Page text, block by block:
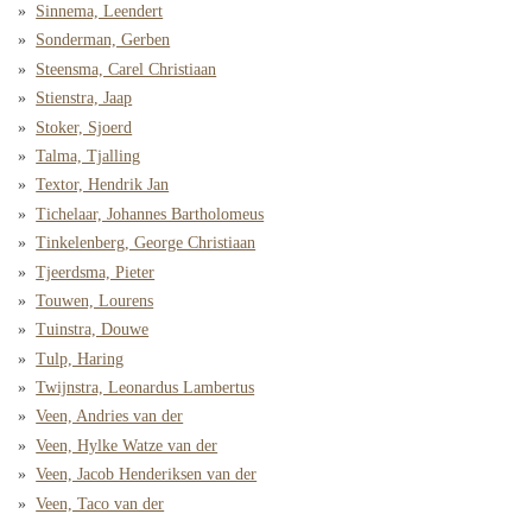
Sinnema, Leendert
Sonderman, Gerben
Steensma, Carel Christiaan
Stienstra, Jaap
Stoker, Sjoerd
Talma, Tjalling
Textor, Hendrik Jan
Tichelaar, Johannes Bartholomeus
Tinkelenberg, George Christiaan
Tjeerdsma, Pieter
Touwen, Lourens
Tuinstra, Douwe
Tulp, Haring
Twijnstra, Leonardus Lambertus
Veen, Andries van der
Veen, Hylke Watze van der
Veen, Jacob Henderiksen van der
Veen, Taco van der